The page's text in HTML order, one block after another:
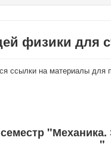
физики для
ссылки на материалы для
"Механика.
"